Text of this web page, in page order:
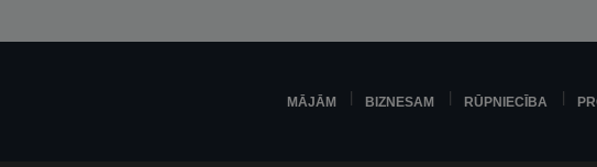
MĀJĀM BIZNESAM RŪPNIECĪBA